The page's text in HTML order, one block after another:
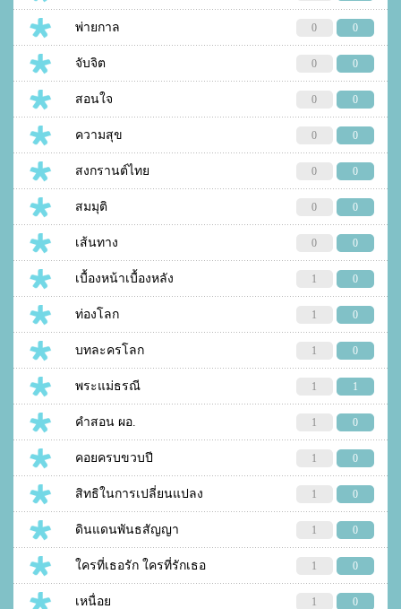
พ่ายกาล 0 0
จับจิต 0 0
สอนใจ 0 0
ความสุข 0 0
สงกรานต์ไทย 0 0
สมมุติ 0 0
เส้นทาง 0 0
เบื้องหน้าเบื้องหลัง 1 0
ท่องโลก 1 0
บทละครโลก 1 0
พระแม่ธรณี 1 1
คำสอน ผอ. 1 0
คอยครบขวบปี 1 0
สิทธิในการเปลี่ยนแปลง 1 0
ดินแดนพันธสัญญา 1 0
ใครที่เธอรัก ใครที่รักเธอ 1 0
เหนื่อย 1 0